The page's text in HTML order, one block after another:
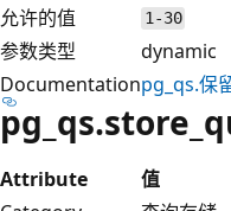
允许的值 1-30
参数类型
dynamic
Documentationpg_qs.保
Attribute
值